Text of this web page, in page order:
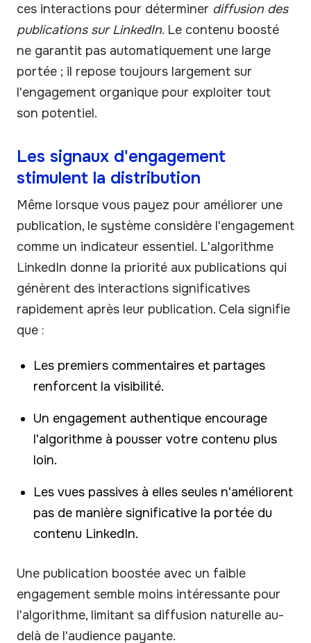
ces interactions pour déterminer diffusion des
publications sur LinkedIn. Le contenu boosté
ne garantit pas automatiquement une large
portée ; il repose toujours largement sur
l'engagement organique pour exploiter tout
son potentiel.
Les signaux d'engagement
stimulent la distribution
Même lorsque vous payez pour améliorer une
publication, le système considère l'engagement
comme un indicateur essentiel. L'algorithme
LinkedIn donne la priorité aux publications qui
génèrent des interactions significatives
rapidement après leur publication. Cela signifie
que :
Les premiers commentaires et partages
renforcent la visibilité.
Un engagement authentique encourage
l'algorithme à pousser votre contenu plus
loin.
Les vues passives à elles seules n'améliorent
pas de manière significative la portée du
contenu LinkedIn.
Une publication boostée avec un faible
engagement semble moins intéressante pour
l'algorithme, limitant sa diffusion naturelle au-
delà de l'audience payante.